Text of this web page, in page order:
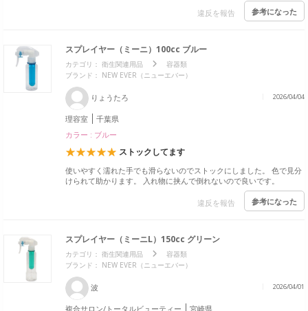
違反を報告 参考になった
スプレイヤー（ミーニ）100cc ブルー
カテゴリ： 衛生関連用品
容器類
ブランド： NEW EVER（ニューエバー）
りょうたろ 2026/04/04
理容室
千葉県
カラー : ブルー
ストックしてます
使いやすく濡れた手でも滑らないのでストックにしました。 色で見分
けられて助かります。 入れ物に挟んで倒れないので良いです。
違反を報告 参考になった
スプレイヤー（ミーニL）150cc グリーン
カテゴリ： 衛生関連用品
容器類
ブランド： NEW EVER（ニューエバー）
波 2026/04/01
複合サロン/トータルビューティー
宮崎県